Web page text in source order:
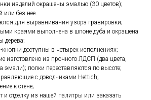
изделий окрашены эмалью (30 цветов);
или без нее.
для выравнивания узора гравировки;
краями выполнена в шпоне дуба и окрашена
дерева;
доступны в четырех исполнениях;
изготовлено из прочного ЛДСП (два цвета,
эмали); полки переставляются по высоте;
с доводчиками Hettich;
к стене;
и отделку из нашей палитры или заказать